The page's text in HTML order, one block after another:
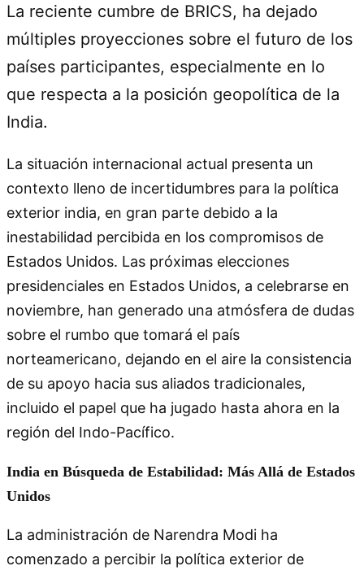
La reciente cumbre de BRICS, ha dejado
múltiples proyecciones sobre el futuro de los
países participantes, especialmente en lo
que respecta a la posición geopolítica de la
India.
La situación internacional actual presenta un
contexto lleno de incertidumbres para la política
exterior india, en gran parte debido a la
inestabilidad percibida en los compromisos de
Estados Unidos. Las próximas elecciones
presidenciales en Estados Unidos, a celebrarse en
noviembre, han generado una atmósfera de dudas
sobre el rumbo que tomará el país
norteamericano, dejando en el aire la consistencia
de su apoyo hacia sus aliados tradicionales,
incluido el papel que ha jugado hasta ahora en la
región del Indo-Pacífico.
India en Búsqueda de Estabilidad: Más Allá de Estados
Unidos
La administración de Narendra Modi ha
comenzado a percibir la política exterior de